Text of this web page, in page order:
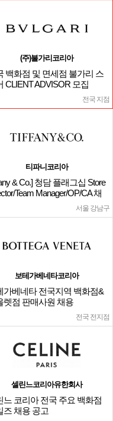
(주)불가리코리아
백화점 및 면세점 불가리 스
CLIENT ADVISOR 모집
전국 지점
티파니코리아
& Co.] 청담 플래그십 Store
Team Manager/OP/CA 채
서울 강남구
보테가베네타코리아
가베네타 전국지역 백화점&
렛점 판매사원 채용
전국 전지점
셀린느코리아유한회사
느 코리아 전국 주요 백화점
즈 채용 공고